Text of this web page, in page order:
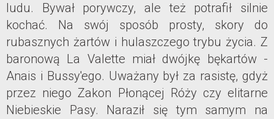
ludu. Bywał porywczy, ale też potrafił silnie
kochać. Na swój sposób prosty, skory do
rubasznych żartów i hulaszczego trybu życia. Z
baronową La Valette miał dwójkę bękartów -
Anais i Bussy'ego. Uważany był za rasistę, gdyż
przez niego Zakon Płonącej Róży czy elitarne
Niebieskie Pasy. Naraził się tym samym na